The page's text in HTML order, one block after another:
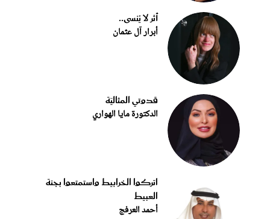
أثر لا يُنسى..
أبرار آل عثمان
قدوتي المثاليّة
الدكتورة مايا الهواري
اتركوا الخرابيط واستمتعوا بجنة
العبيط
أحمد العرفج